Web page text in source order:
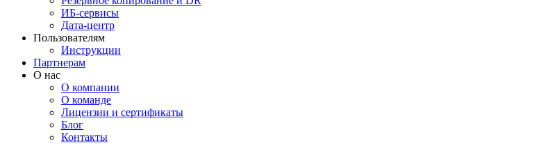
ИБ-сервисы
Дата-центр
Пользователям
Инструкции
Партнерам
О нас
О компании
О команде
Лицензии и сертификаты
Блог
Контакты